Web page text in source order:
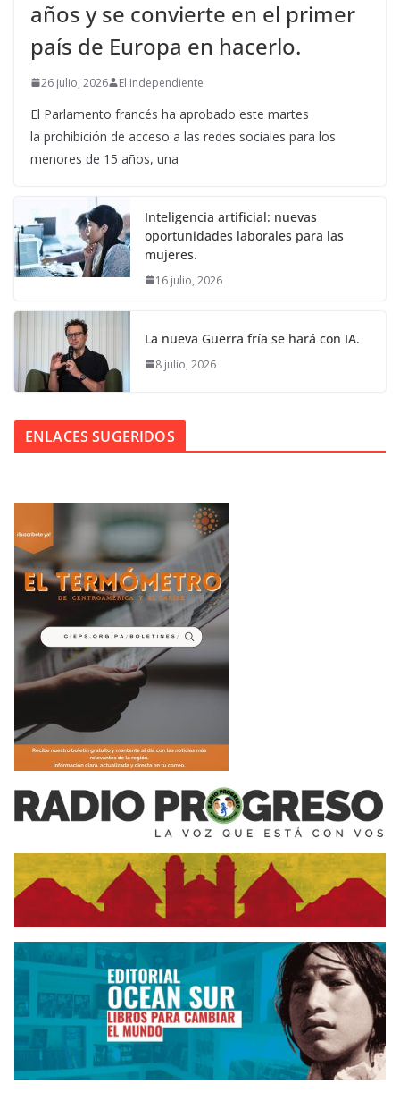
años y se convierte en el primer
país de Europa en hacerlo.
26 julio, 2026 El Independiente
El Parlamento francés ha aprobado este martes
la prohibición de acceso a las redes sociales para los
menores de 15 años, una
Inteligencia artificial: nuevas
oportunidades laborales para las
mujeres.
16 julio, 2026
La nueva Guerra fría se hará con IA.
8 julio, 2026
ENLACES SUGERIDOS